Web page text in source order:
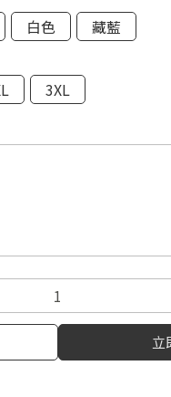
白色 藏藍
3XL
立